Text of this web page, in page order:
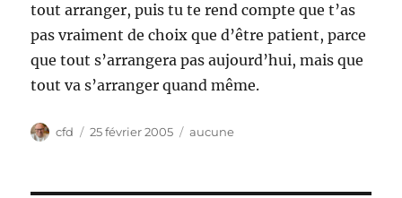
tout arranger, puis tu te rend compte que t’as
pas vraiment de choix que d’être patient, parce
que tout s’arrangera pas aujourd’hui, mais que
tout va s’arranger quand même.
Auteur
cfd
Publié
25 février 2005 Catégories
aucune